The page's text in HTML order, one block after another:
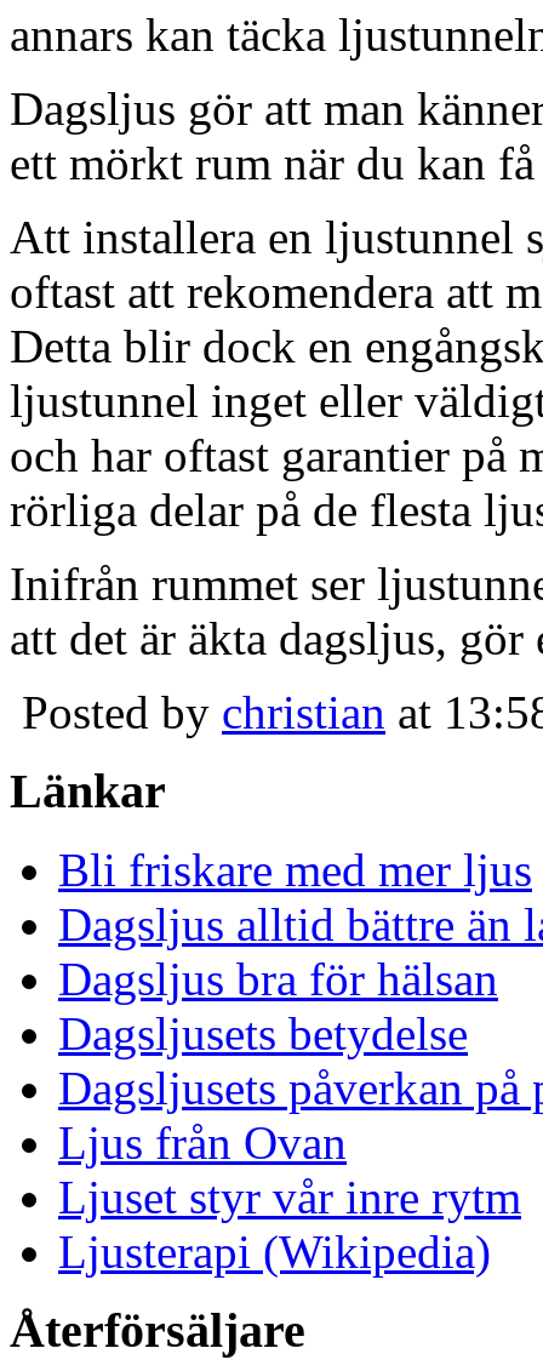
annars kan täcka
Dagsljus gör att man
ett mörkt rum när du kan
Att installera en ljustunnel
oftast att rekomendera att
Detta blir dock en
ljustunnel inget eller
och har oftast garantier på
rörliga delar på de flesta
Inifrån rummet ser
att det är äkta dagsljus,
Posted by christian at
Länkar
Bli friskare med mer ljus
Dagsljus alltid bättre än
Dagsljus bra för hälsan
Dagsljusets betydelse
Dagsljusets påverkan på
Ljus från Ovan
Ljuset styr vår inre rytm
Ljusterapi (Wikipedia)
Återförsäljare